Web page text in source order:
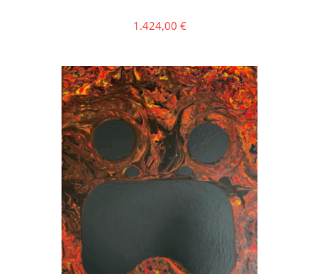
1.424,00 €